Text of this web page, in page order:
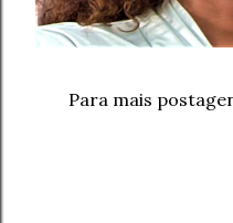
Para mais